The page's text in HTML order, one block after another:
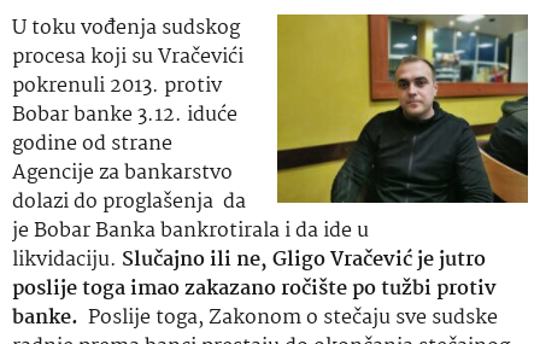
U toku vođenja sudskog
procesa koji su Vračevići
pokrenuli 2013. protiv
Bobar banke 3.12. iduće
godine od strane
Agencije za bankarstvo
dolazi do proglašenja da
je Bobar Banka bankrotirala i da ide u
likvidaciju. Slučajno ili ne, Gligo Vračević je jutro
poslije toga imao zakazano ročište po tužbi protiv
banke. Poslije toga, Zakonom o stečaju sve sudske